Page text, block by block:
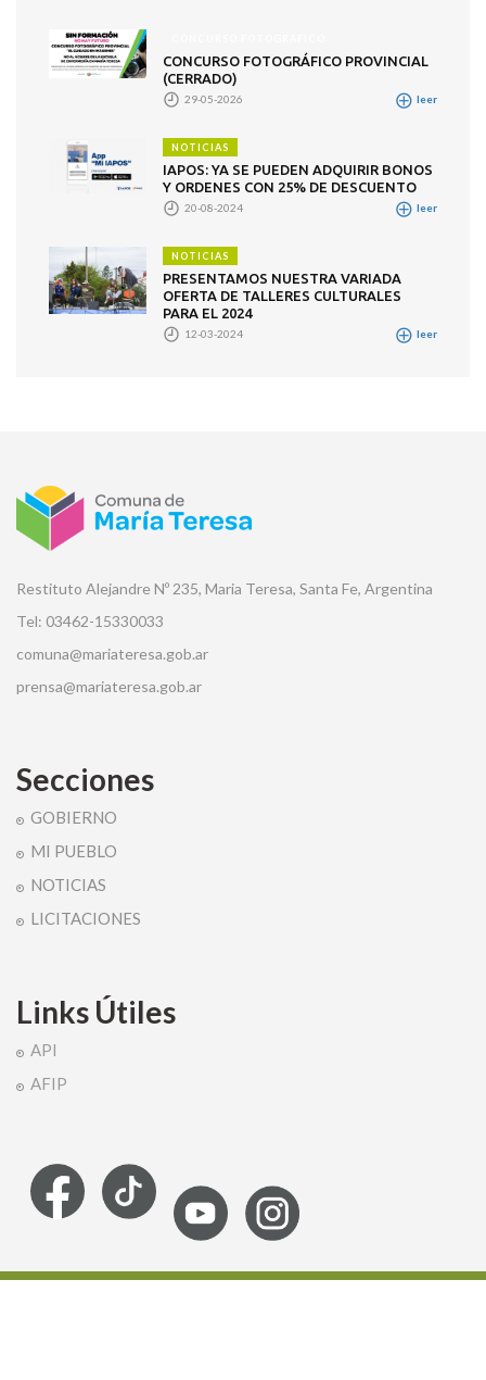
CONCURSO FOTOGRÁFICO PROVINCIAL
(CERRADO)
29-05-2026 leer
NOTICIAS
IAPOS: YA SE PUEDEN ADQUIRIR BONOS
Y ORDENES CON 25% DE DESCUENTO
20-08-2024 leer
NOTICIAS
PRESENTAMOS NUESTRA VARIADA
OFERTA DE TALLERES CULTURALES
PARA EL 2024
12-03-2024 leer
Restituto Alejandre Nº 235, Maria Teresa, Santa Fe, Argentina
Tel: 03462-15330033
comuna@mariateresa.gob.ar
prensa@mariateresa.gob.ar
Secciones
GOBIERNO
MI PUEBLO
NOTICIAS
LICITACIONES
Links Útiles
API
AFIP